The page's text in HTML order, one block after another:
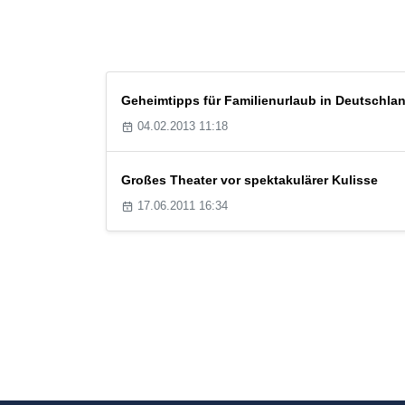
Geheimtipps für Familienurlaub in
04.02.2013 11:18
Großes Theater vor spektakulärer Kulisse
17.06.2011 16:34